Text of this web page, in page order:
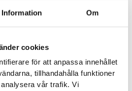
Information Om
cookies
för att anpassa innehållet
tillhandahålla funktioner
vår trafik. Vi
Symptom
Mjukvaruproblem eller
buggar
Startproblem (konsolen
bootar inte korrekt)